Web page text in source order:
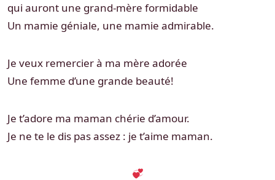
qui auront une grand-mère formidable
Un mamie géniale, une mamie admirable.
Je veux remercier à ma mère adorée
Une femme d’une grande beauté!
Je t’adore ma maman chérie d’amour.
Je ne te le dis pas assez : je t’aime maman.